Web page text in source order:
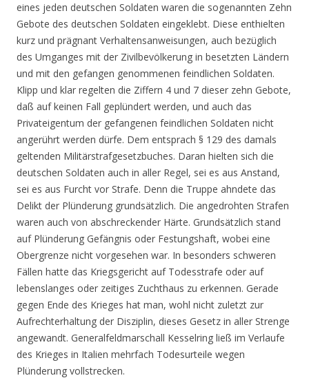
eines jeden deutschen Soldaten waren die sogenannten Zehn
Gebote des deutschen Soldaten eingeklebt. Diese enthielten
kurz und prägnant Verhaltensanweisungen, auch bezüglich
des Umganges mit der Zivilbevölkerung in besetzten Ländern
und mit den gefangen genommenen feindlichen Soldaten.
Klipp und klar regelten die Ziffern 4 und 7 dieser zehn Gebote,
daß auf keinen Fall geplündert werden, und auch das
Privateigentum der gefangenen feindlichen Soldaten nicht
angerührt werden dürfe. Dem entsprach § 129 des damals
geltenden Militärstrafgesetzbuches. Daran hielten sich die
deutschen Soldaten auch in aller Regel, sei es aus Anstand,
sei es aus Furcht vor Strafe. Denn die Truppe ahndete das
Delikt der Plünderung grundsätzlich. Die angedrohten Strafen
waren auch von abschreckender Härte. Grundsätzlich stand
auf Plünderung Gefängnis oder Festungshaft, wobei eine
Obergrenze nicht vorgesehen war. In besonders schweren
Fällen hatte das Kriegsgericht auf Todesstrafe oder auf
lebenslanges oder zeitiges Zuchthaus zu erkennen. Gerade
gegen Ende des Krieges hat man, wohl nicht zuletzt zur
Aufrechterhaltung der Disziplin, dieses Gesetz in aller Strenge
angewandt. Generalfeldmarschall Kesselring ließ im Verlaufe
des Krieges in Italien mehrfach Todesurteile wegen
Plünderung vollstrecken.